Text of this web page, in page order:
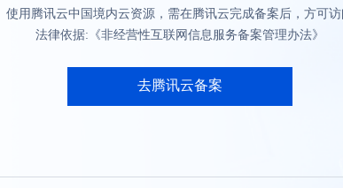
使用腾讯云中国境内云资源，需在腾讯云完成备案后，方可
法律依据:《非经营性互联网信息服务备案管理办法》
去腾讯云备案